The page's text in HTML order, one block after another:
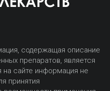
содержащая описание
препаратов, является
сайте информация не
принятия